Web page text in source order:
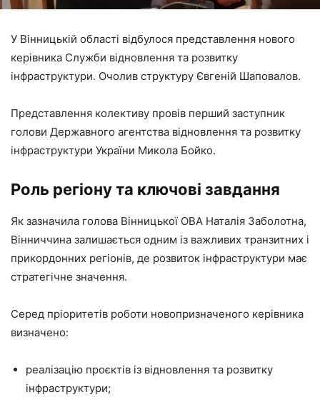
У Вінницькій області відбулося представлення нового
керівника Служби відновлення та розвитку
інфраструктури. Очолив структуру Євгеній Шаповалов.
Представлення колективу провів перший заступник
голови Державного агентства відновлення та розвитку
інфраструктури України Микола Бойко.
Роль регіону та ключові завдання
Як зазначила голова Вінницької ОВА Наталія Заболотна,
Вінниччина залишається одним із важливих транзитних і
прикордонних регіонів, де розвиток інфраструктури має
стратегічне значення.
Серед пріоритетів роботи новопризначеного керівника
визначено:
реалізацію проєктів із відновлення та розвитку
інфраструктури;